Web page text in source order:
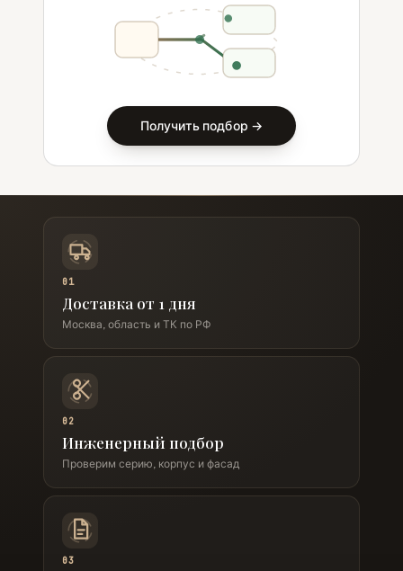
Получить подбор →
01
Доставка от 1 дня
Москва, область и ТК по РФ
02
Инженерный подбор
Проверим серию, корпус и фасад
03